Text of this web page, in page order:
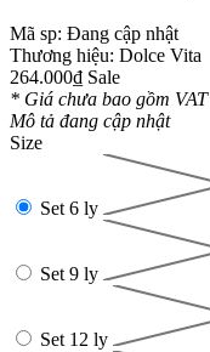
Mã sp: Đang cập nhật
Thương hiệu: Dolce Vita
264.000₫ Sale
* Giá chưa bao gồm
Mô tả đang cập nhật
Size
Set 6 ly
Set 9 ly
Set 12 ly